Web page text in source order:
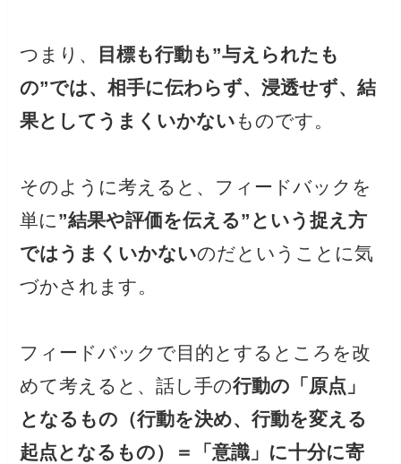
つまり、
目標も行動も”与えられたも
の”では、相手に伝わらず、浸透せず、結
果としてうまくいかない ものです。
そのように考えると、フィードバックを
単に ”結果や評価を伝える”という捉え方
ではうまくいかないのだということに気
づかされます。
フィードバックで目的とするところを改
めて考えると、話し手の行動の「原点」
となるもの（行動を決め、行動を変える
起点となるもの）＝「意識」に十分に寄